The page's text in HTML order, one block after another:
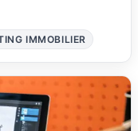
IMMOBILIER